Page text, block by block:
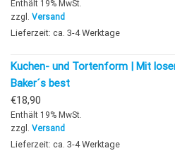
Enthält 19% MwSt.
zzgl. Versand
Lieferzeit: ca. 3-4 Werktage
Kuchen- und Tortenform | Mit
Baker´s best
€18,90
Enthält 19% MwSt.
zzgl. Versand
Lieferzeit: ca. 3-4 Werktage